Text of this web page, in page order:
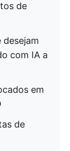
de
desejam
com IA a
em
de